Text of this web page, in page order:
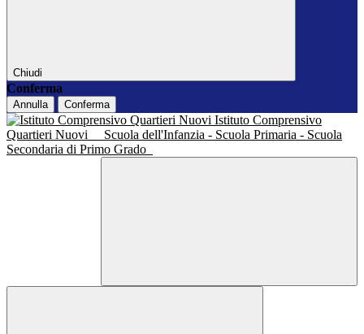
Chiudi
Conferma
Annulla Conferma
Istituto Comprensivo
Quartieri Nuovi
Scuola dell'Infanzia - Scuola Primaria - Scuola
Secondaria di Primo Grado